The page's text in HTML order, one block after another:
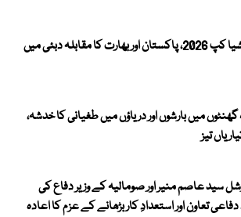
ویمنز ایشیا کپ 2026، پاکستان اور بھارت کا مقابلہ دبئی میں
آئندہ 48 گھنٹوں میں بارشوں اور دریاؤں میں طغیانی کا خدشہ،
تیز
سید عاصم منیر اور صومالیہ کے وزیر دفاع کی
تعاون اور استعدادِ کار بڑھانے کے عزم کا اعادہ